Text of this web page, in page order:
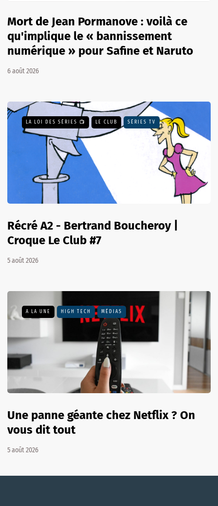
Mort de Jean Pormanove : voilà ce
qu'implique le « bannissement
numérique » pour Safine et Naruto
6 août 2026
LA LOI DES SÉRIES 📺 LE CLUB SÉRIES TV
Récré A2 - Bertrand Boucheroy |
Croque Le Club #7
5 août 2026
A LA UNE HIGH TECH MÉDIAS
Une panne géante chez Netflix ? On
vous dit tout
5 août 2026